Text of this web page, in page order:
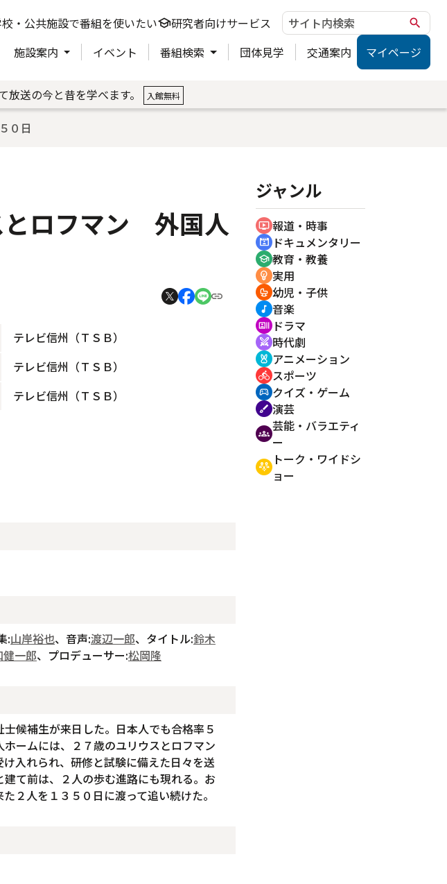
・公共施設で番組を使いたいschool研究者向けサービス search
施設案内 イベント 番組検索 団体見学 交通案内 マイページ
送の今と昔を学べます。 入館無料
０日
とロフマン 外国人
テレビ信州（ＴＳＢ）
テレビ信州（ＴＳＢ）
テレビ信州（ＴＳＢ）
:山岸裕也、音声:渡辺一郎、タイトル:鈴木
健一郎、プロデューサー:松岡隆
候補生が来日した。日本人でも合格率５
ームには、２７歳のユリウスとロフマン
入れられ、研修と試験に備えた日々を送
て前は、２人の歩む進路にも現れる。お
２人を１３５０日に渡って追い続けた。
ジャンル
ondemand_video 報道・時事
cinematic_blur ドキュメンタリー
school 教育・教養
emoji_objects 実用
crib 幼児・子供
music_note 音楽
recent_actors ドラマ
swords 時代劇
cruelty_free アニメーション
directions_bike スポーツ
sports_esports クイズ・ゲーム
brush 演芸
groups 芸能・バラエティ
ー
adaptive_audio_mic トーク・ワイドシ
ョー